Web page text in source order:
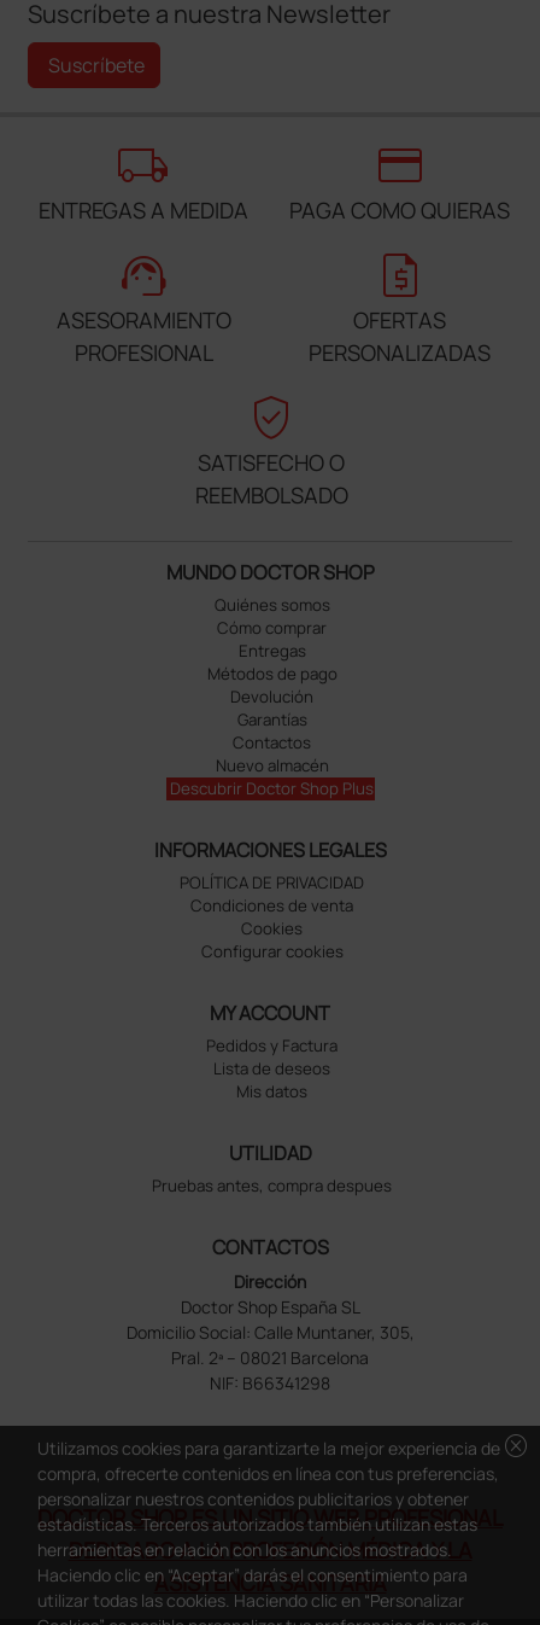
Suscríbete a nuestra Newsletter
Suscríbete
local_shipping
ENTREGAS A MEDIDA
credit_card
PAGA COMO QUIERAS
support_agent
ASESORAMIENTO
PROFESIONAL
request_quote
OFERTAS
PERSONALIZADAS
verified_user
SATISFECHO O
REEMBOLSADO
MUNDO DOCTOR SHOP
Quiénes somos
Cómo comprar
Entregas
Métodos de pago
Devolución
Garantías
Contactos
Nuevo almacén
Descubrir Doctor Shop Plus
INFORMACIONES LEGALES
POLÍTICA DE PRIVACIDAD
Condiciones de venta
Cookies
Configurar cookies
MY ACCOUNT
Pedidos y Factura
Lista de deseos
Mis datos
UTILIDAD
Pruebas antes, compra despues
CONTACTOS
Dirección
Doctor Shop España SL
Domicilio Social: Calle Muntaner, 305,
Pral. 2ª – 08021 Barcelona
NIF: B66341298
DOCTOR SHOP ES UN SITIO WEB PROFESIONAL
DEDICADO A LA PROFESIÓN MÉDICA Y LA
ASISTENCIA SANITARIA
cancel
Utilizamos cookies para garantizarte la mejor experiencia de
compra, ofrecerte contenidos en línea con tus preferencias,
personalizar nuestros contenidos publicitarios y obtener
estadísticas. Terceros autorizados también utilizan estas
herramientas en relación con los anuncios mostrados.
Haciendo clic en “Aceptar” darás el consentimiento para
utilizar todas las cookies. Haciendo clic en “Personalizar